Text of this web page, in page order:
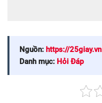
Nguồn: https://25giay.vn
Danh mục: Hỏi Đáp